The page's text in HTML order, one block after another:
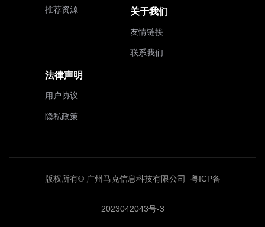
推荐资源 关于我们
友情链接
联系我们
法律声明
用户协议
隐私政策
版权所有© 广州马克信息科技有限公司 粤ICP备
2023042043号-3